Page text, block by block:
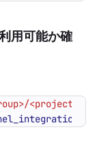
用可能か確
<project>'